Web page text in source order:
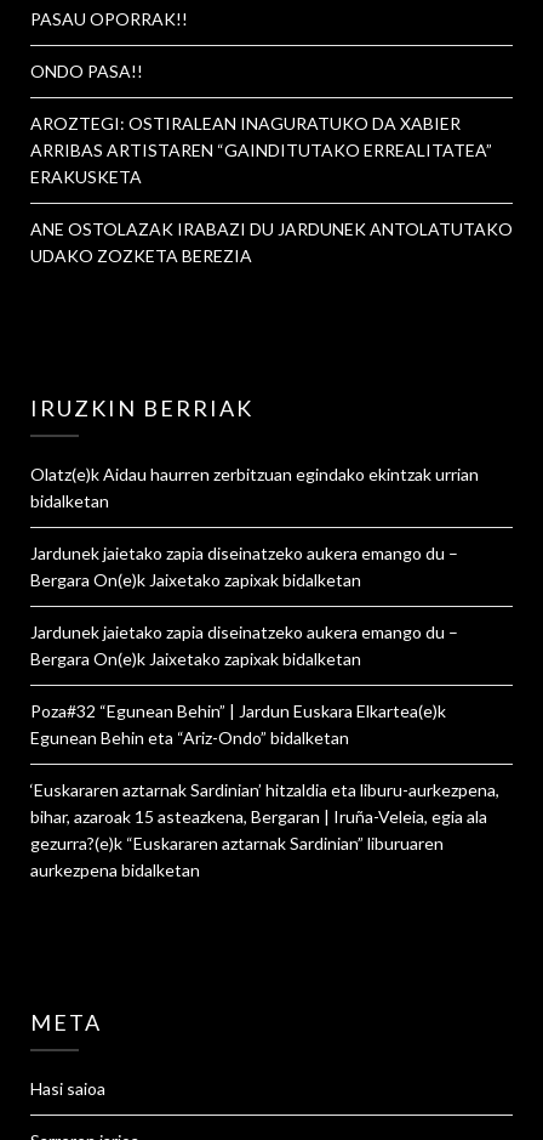
PASAU OPORRAK!!
ONDO PASA!!
AROZTEGI: OSTIRALEAN INAGURATUKO DA XABIER
ARRIBAS ARTISTAREN “GAINDITUTAKO ERREALITATEA”
ERAKUSKETA
ANE OSTOLAZAK IRABAZI DU JARDUNEK ANTOLATUTAKO
UDAKO ZOZKETA BEREZIA
IRUZKIN BERRIAK
Olatz(e)kAidau haurren zerbitzuan egindako ekintzak urrian
bidalketan
Jardunek jaietako zapia diseinatzeko aukera emango du –
Bergara On(e)k Jaixetako zapixakbidalketan
Jardunek jaietako zapia diseinatzeko aukera emango du –
Bergara On(e)k Jaixetako zapixakbidalketan
Poza#32 “Egunean Behin” | Jardun Euskara Elkartea(e)k
Egunean Behin eta “Ariz-Ondo” bidalketan
‘Euskararen aztarnak Sardinian’ hitzaldia eta liburu-aurkezpena,
bihar, azaroak 15 asteazkena, Bergaran | Iruña-Veleia, egia ala
gezurra?(e)k “Euskararen aztarnak Sardinian” liburuaren
aurkezpena bidalketan
META
Hasi saioa